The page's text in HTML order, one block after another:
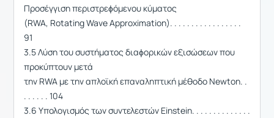
Προσέγγιση περιστρεϕόμενου κύματος
(RWA, Rotating Wave Approximation). . . . . . . . . . . . . . . . .
91
3.5 Λύση του συστήματος διαϕορικών εξισώσεων που
προκύπτουν μετά
την RWA με την απλοϊκή επαναληπτική μέθοδο Newton. .
. . . . . . 104
3.6 Υπολογισμός των συντελεστών Einstein. . . . . . . . . . . . . .